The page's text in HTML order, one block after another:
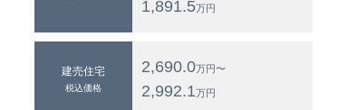
1,891.5万円
建売住宅
税込価格
2,690.0万円〜
2,992.1万円